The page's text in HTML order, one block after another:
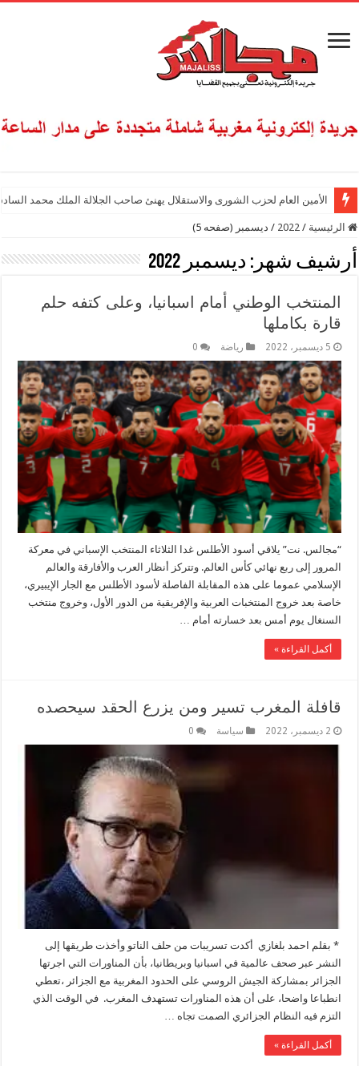
الأمين العام لحزب الشورى والاستقلال يهنئ صاحب الجلالة الملك محمد
الرئيسية /
2022
/ ديسمبر (صفحه 5)
أرشيف شهر: ديسمبر 2022
المنتخب الوطني أمام اسبانيا، وعلى كتفه حلم
قارة بكاملها
5 ديسمبر، 2022 رياضة 0
“مجالس. نت” يلاقي أسود الأطلس غدا الثلاثاء المنتخب الإسباني في معركة
المرور إلى ربع نهائي كأس العالم. وتتركز أنظار العرب والأفارقة والعالم
الإسلامي عموما على هذه المقابلة الفاصلة لأسود الأطلس مع الجار الإيبيري،
خاصة بعد خروج المنتخبات العربية والإفريقية من الدور الأول، وخروج منتخب
السنغال يوم أمس بعد خسارته أمام …
أكمل القراءة »
قافلة المغرب تسير ومن يزرع الحقد سيحصده
2 ديسمبر، 2022 سياسة 0
* بقلم احمد بلغازي أكدت تسريبات من حلف الناتو وأخذت طريقها إلى
النشر عبر صحف عالمية في اسبانيا وبريطانيا، بأن المناورات التي اجرتها
الجزائر بمشاركة الجيش الروسي على الحدود المغربية مع الجزائر ،تعطي
انطباعا واضحا، على أن هذه المناورات تستهدف المغرب. في الوقت الذي
التزم فيه النظام الجزائري الصمت تجاه …
أكمل القراءة »